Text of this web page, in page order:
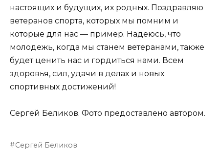
настоящих и будущих, их родных. Поздравляю
ветеранов спорта, которых мы помним и
которые для нас — пример. Надеюсь, что
молодежь, когда мы станем ветеранами, также
будет ценить нас и гордиться нами. Всем
здоровья, сил, удачи в делах и новых
спортивных достижений!
Сергей Беликов. Фото предоставлено автором.
Сергей Беликов